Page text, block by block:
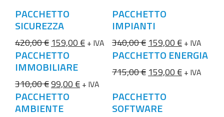
PACCHETTO
SICUREZZA
420,00€ Il prezzo originale era: 420,00 €.
159,00 €Il prezzo attuale è: 159,00 €.
+ IVA
PACCHETTO
IMPIANTI
340,00€ Il prezzo originale
159,00 €Il prezzo
+ IVA
PACCHETTO
IMMOBILIARE
310,00€Il prezzo originale era: 310,00 €.
99,00 €Il prezzo attuale è: 99,00 €.
+ IVA
PACCHETTO ENERGIA
715,00€ Il prezzo originale
159,00 €Il prezzo
+ IVA
PACCHETTO
AMBIENTE
PACCHETTO
SOFTWARE